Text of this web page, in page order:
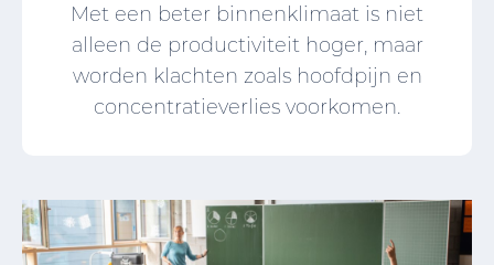
Met een beter binnenklimaat is niet
alleen de productiviteit hoger, maar
worden klachten zoals hoofdpijn en
concentratieverlies voorkomen.